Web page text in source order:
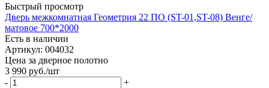
Быстрый просмотр
Дверь межкомнатная Геометрия 22 ПО (ST-01,ST-08) Венге/
матовое 700*2000
Есть в наличии
Артикул: 004032
Цена за дверное полотно
3 990 руб./шт
-
+